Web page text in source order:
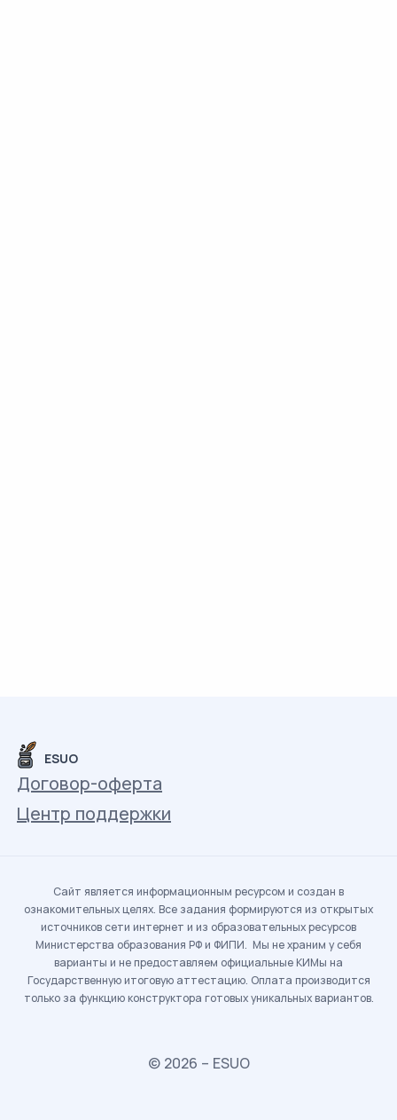
ESUO
Договор-оферта
Центр поддержки
Сайт является информационным ресурсом и создан в
ознакомительных целях. Все задания формируются из открытых
источников сети интернет и из образовательных ресурсов
Министерства образования РФ и ФИПИ. Мы не храним у себя
варианты и не предоставляем официальные КИМы на
Государственную итоговую аттестацию. Оплата производится
только за функцию конструктора готовых уникальных вариантов.
© 2026 – ESUO